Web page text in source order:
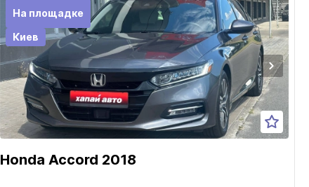
На площадке
Киев
Honda Accord 2018